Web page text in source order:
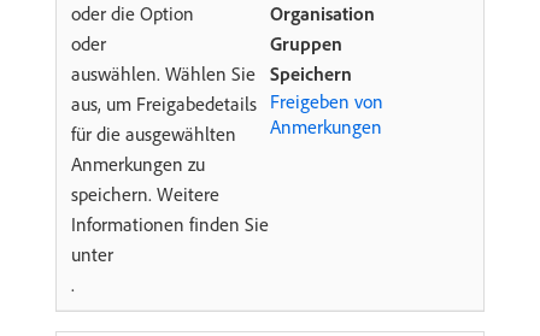
oder die Option
Organisation
oder
Gruppen
auswählen. Wählen Sie Speichern
aus, um Freigabedetails
für die ausgewählten
Anmerkungen zu
speichern. Weitere
Informationen finden Sie
unter
Freigeben von
Anmerkungen
.